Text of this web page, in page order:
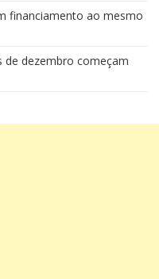
financiamento ao mesmo
de dezembro começam